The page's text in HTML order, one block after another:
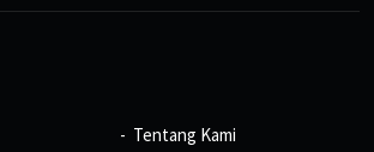
Tentang Kami